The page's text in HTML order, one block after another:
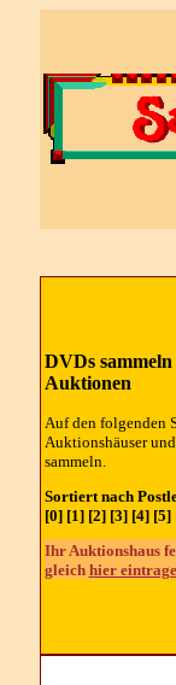
DVDs
Auktionen
Auf den folgenden
Auktionshäuser
sammeln.
Sortiert nach
[0] [1] [2] [3] [4] [5]
Ihr Auktionshaus
gleich hier